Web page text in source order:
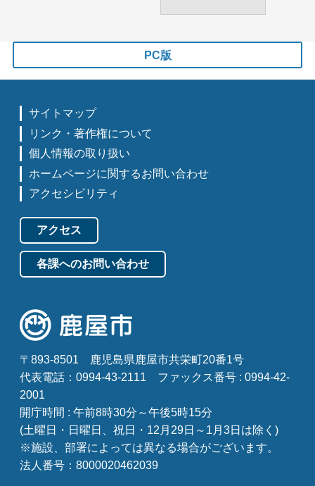
PC版
サイトマップ
リンク・著作権について
個人情報の取り扱い
ホームページに関するお問い合わせ
アクセシビリティ
アクセス
各課へのお問い合わせ
〒893-8501
鹿児島県鹿屋市共栄町20番1号
代表電話：0994-43-2111
ファックス番号 : 0994-42-
2001
開庁時間 : 午前8時30分～午後5時15分
(土曜日・日曜日、祝日・12月29日～1月3日は除く)
※施設、部署によっては異なる場合がございます。
法人番号：8000020462039